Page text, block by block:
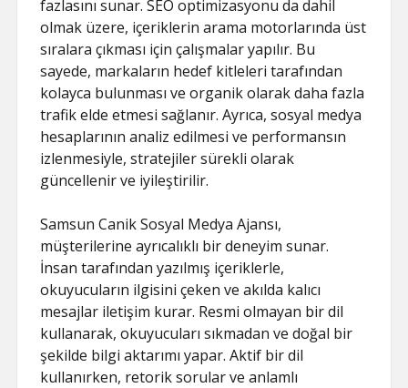
fazlasını sunar. SEO optimizasyonu da dahil
olmak üzere, içeriklerin arama motorlarında üst
sıralara çıkması için çalışmalar yapılır. Bu
sayede, markaların hedef kitleleri tarafından
kolayca bulunması ve organik olarak daha fazla
trafik elde etmesi sağlanır. Ayrıca, sosyal medya
hesaplarının analiz edilmesi ve performansın
izlenmesiyle, stratejiler sürekli olarak
güncellenir ve iyileştirilir.
Samsun Canik Sosyal Medya Ajansı,
müşterilerine ayrıcalıklı bir deneyim sunar.
İnsan tarafından yazılmış içeriklerle,
okuyucuların ilgisini çeken ve akılda kalıcı
mesajlar iletişim kurar. Resmi olmayan bir dil
kullanarak, okuyucuları sıkmadan ve doğal bir
şekilde bilgi aktarımı yapar. Aktif bir dil
kullanırken, retorik sorular ve anlamlı